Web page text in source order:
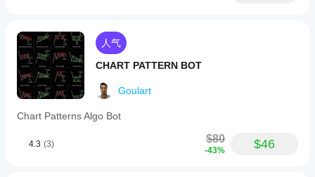
📊 绩效指标
指标 预期值
利润因子 8.0-12.0
胜率 90-95%
最大回撤 3-6%
月回报率
人气
CHART PATTERN BOT
Goulart
Chart Patterns Algo Bot
4.3 (3) $80
-43% $46